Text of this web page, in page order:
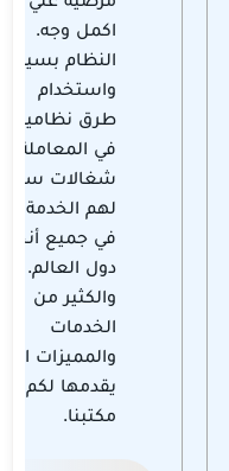
اكمل وجه.
النظام بسيط
واستخدام
طرق نظامية
في المعاملة.
شغالات سبق
لهم الخدمة
في جميع أنحاء
دول العالم.
والكثير من
الخدمات
والمميزات التي
يقدمها لكم
مكتبنا.